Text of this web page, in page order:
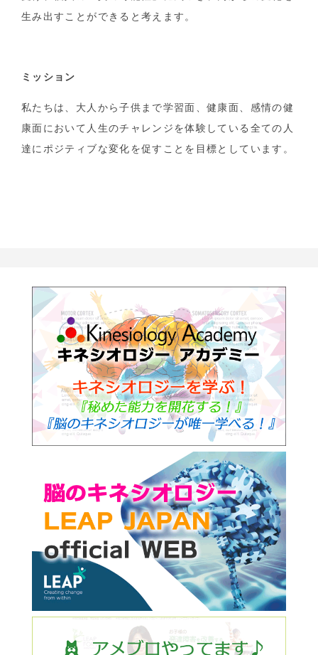
生み出すことができると考えます。
ミッション
私たちは、大人から子供まで学習面、健康面、感情の健
康面において人生のチャレンジを体験している全ての人
達にポジティブな変化を促すことを目標としています。